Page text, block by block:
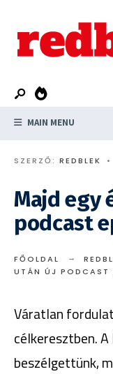
content
MAIN MENU
SZERZŐ: REDBLEK •
Majd egy
podcast
FŐOLDAL
UTÁN ÚJ PODCAST
Váratlan
célkeresztben.
beszélgettünk,